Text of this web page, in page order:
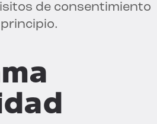
de consentimiento